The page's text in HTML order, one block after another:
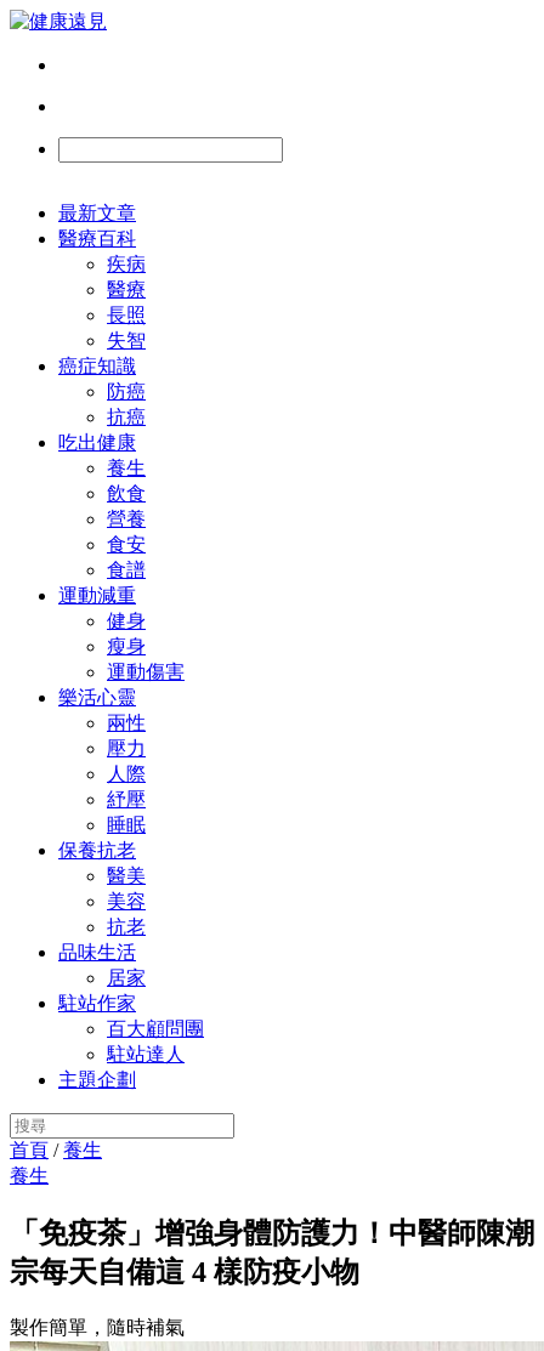
最新文章
醫療百科
疾病
醫療
長照
失智
癌症知識
防癌
抗癌
吃出健康
養生
飲食
營養
食安
食譜
運動減重
健身
瘦身
運動傷害
樂活心靈
兩性
壓力
人際
紓壓
睡眠
保養抗老
醫美
美容
抗老
品味生活
居家
駐站作家
百大顧問團
駐站達人
主題企劃
首頁 /養生
養生
「免疫茶」增強身體防護力！中醫師陳潮
宗每天自備這 4 樣防疫小物
製作簡單，隨時補氣